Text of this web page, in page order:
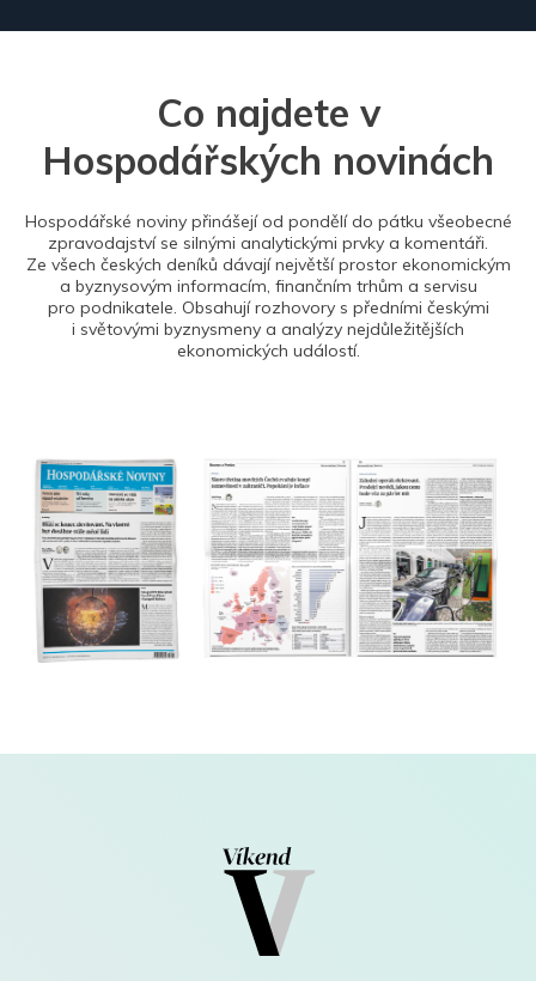
Co najdete v
Hospodářských novinách
Hospodářské noviny přinášejí od pondělí do pátku všeobecné
zpravodajství se silnými analytickými prvky a komentáři.
Ze všech českých deníků dávají největší prostor ekonomickým
a byznysovým informacím, finančním trhům a servisu
pro podnikatele. Obsahují rozhovory s předními českými
i světovými byznysmeny a analýzy nejdůležitějších
ekonomických událostí.